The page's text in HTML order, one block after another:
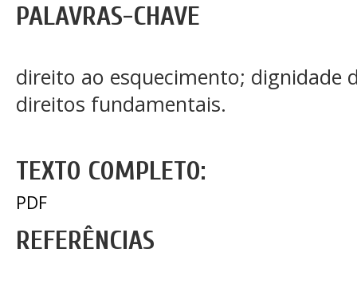
PALAVRAS-CHAVE
direito ao esquecimento; dignidade
direitos fundamentais.
TEXTO COMPLETO:
PDF
REFERÊNCIAS